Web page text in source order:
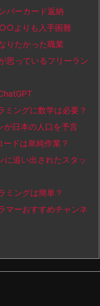
バーカード返納
よりも入手困難
りたかった職業
っているフリーラン
ングに数学は必要？
日本の人口を予言
ドは単純作業？
追い出されたスタッ
ングは簡単？
ーおすすめチャンネ